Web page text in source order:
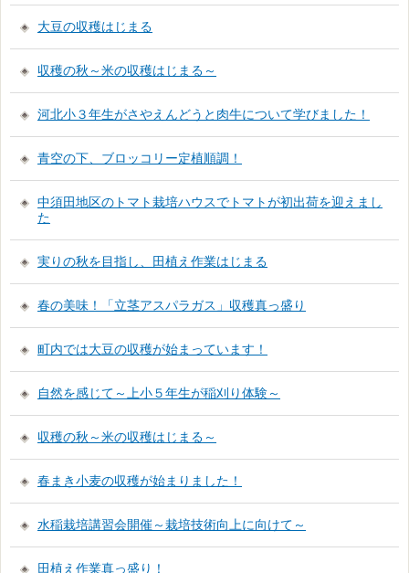
大豆の収穫はじまる
収穫の秋～米の収穫はじまる～
河北小３年生がさやえんどうと肉牛について学びました！
青空の下、ブロッコリー定植順調！
中須田地区のトマト栽培ハウスでトマトが初出荷を迎えまし
た
実りの秋を目指し、田植え作業はじまる
春の美味！「立茎アスパラガス」収穫真っ盛り
町内では大豆の収穫が始まっています！
自然を感じて～上小５年生が稲刈り体験～
収穫の秋～米の収穫はじまる～
春まき小麦の収穫が始まりました！
水稲栽培講習会開催～栽培技術向上に向けて～
田植え作業真っ盛り！